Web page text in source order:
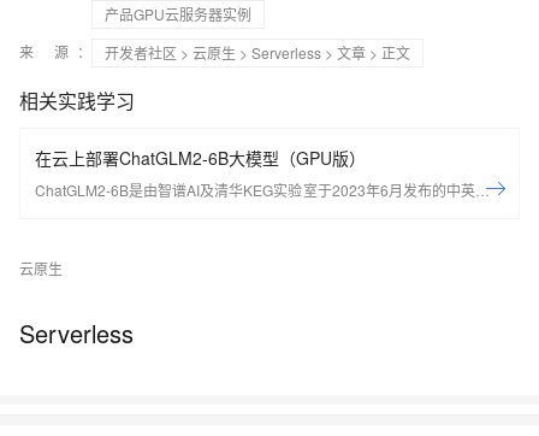
产品GPU云服务器实例
来 源：
开发者社区 > 云原生 > Serverless > 文章 > 正文
相关实践学习
在云上部署ChatGLM2-6B大模型（GPU版）
ChatGLM2-6B是由智谱AI及清华KEG实验室于2023年6月发布的中英双语
云原生
Serverless